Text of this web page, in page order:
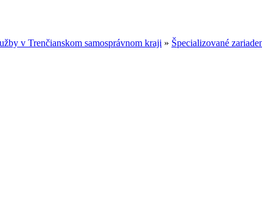
v Trenčianskom samosprávnom kraji » Špecializované